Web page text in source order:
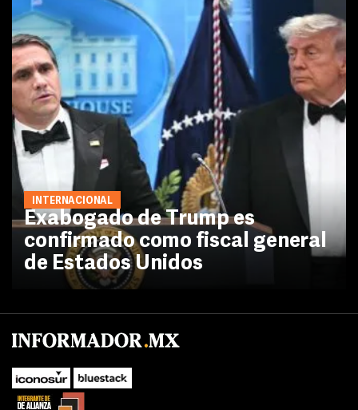
INTERNACIONAL
Exabogado de Trump es
confirmado como fiscal general
de Estados Unidos